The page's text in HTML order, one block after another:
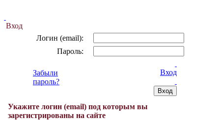
Вход
Логин (email):
Пароль:
Забыли
пароль?
Вход
Укажите логин (email) под которым вы
зарегистрированы на сайте